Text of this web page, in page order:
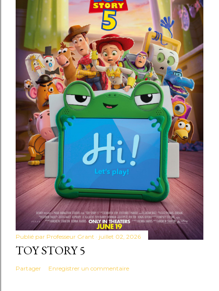
Publié par Professeur Grant juillet 02, 2026
TOY STORY 5
Partager Enregistrer un commentaire